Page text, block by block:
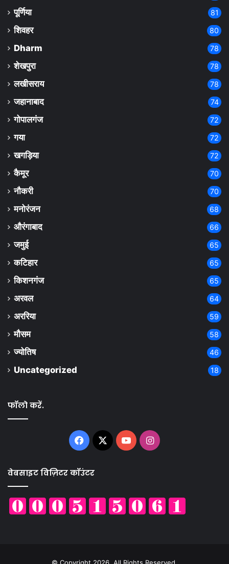
पूर्णिया 81
शिवहर 80
Dharm 78
शेखपुरा 78
लखीसराय 78
जहानाबाद 74
गोपालगंज 72
गया 72
खगड़िया 72
कैमूर 70
नौकरी 70
मनोरंजन 68
औरंगाबाद 66
जमुई 65
कटिहार 65
किशनगंज 65
अरवल 64
अररिया 59
मौसम 58
ज्योतिष 46
Uncategorized 18
फॉलो करें.
Facebook
X YouTubeInstagram
वेबसाइट विज़िटर कॉउंटर